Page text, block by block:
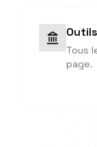
Tous
page.